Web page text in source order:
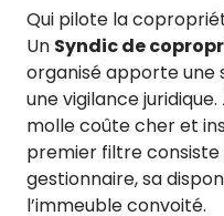
Qui pilote la
Un Syndic de
organisé apporte une
une vigilance juridique.
molle coûte cher et
premier filtre consiste
gestionnaire, sa
l’immeuble convoité.